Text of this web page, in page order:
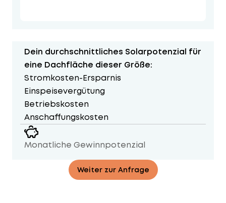
Dein durchschnittliches Solarpotenzial für
eine Dachfläche dieser Größe:
Stromkosten-Ersparnis
Einspeisevergütung
Betriebskosten
Anschaffungskosten
Monatliche Gewinnpotenzial
Weiter zur Anfrage